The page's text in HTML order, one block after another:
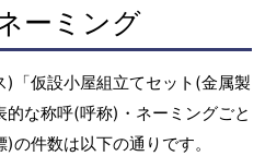
ーミング
「仮設小屋組立てセット(金属製
な称呼(呼称)・ネーミングごと
件数は以下の通りです。